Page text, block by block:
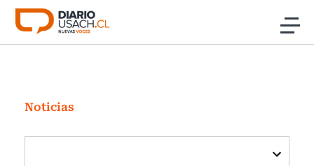
Click acá para ir directamente al contenido
Investigación
Cultura
Noticias